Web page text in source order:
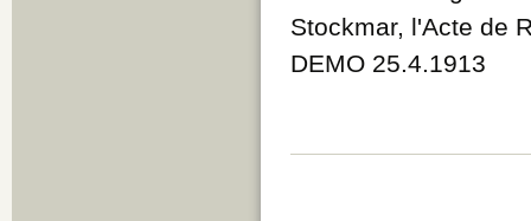
Stockmar, l'Acte de
DEMO 25.4.1913